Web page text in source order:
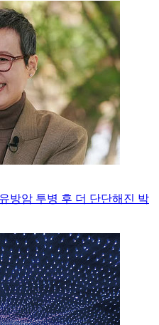
방암 투병 후 더 단단해진 박